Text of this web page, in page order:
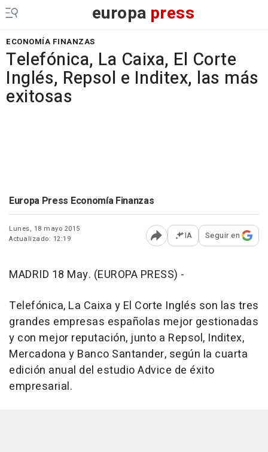
europa press
ECONOMÍA FINANZAS
Telefónica, La Caixa, El Corte
Inglés, Repsol e Inditex, las más
exitosas
Europa Press Economía Finanzas
Lunes, 18 mayo 2015
Actualizado: 12:19
Abrir opciones para
IA Seguir en
MADRID 18 May. (EUROPA PRESS) -
Telefónica, La Caixa y El Corte Inglés son las tres
grandes empresas españolas mejor gestionadas
y con mejor reputación, junto a Repsol, Inditex,
Mercadona y Banco Santander, según la cuarta
edición anual del estudio Advice de éxito
empresarial.